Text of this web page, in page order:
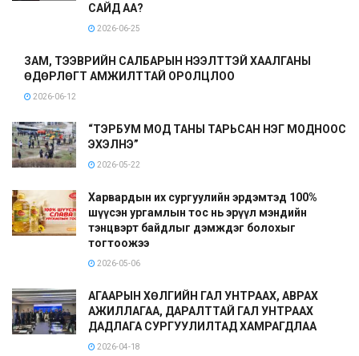
САЙД АА?
2026-06-25
ЗАМ, ТЭЭВРИЙН САЛБАРЫН НЭЭЛТТЭЙ ХААЛГАНЫ
ӨДӨРЛӨГТ АМЖИЛТТАЙ ОРОЛЦЛОО
2026-06-12
“ТЭРБУМ МОД ТАНЫ ТАРЬСАН НЭГ МОДНООС
ЭХЭЛНЭ”
2026-05-22
Харвардын их сургуулийн эрдэмтэд 100%
шүүсэн ургамлын тос нь эрүүл мэндийн
тэнцвэрт байдлыг дэмждэг болохыг
тогтоожээ
2026-05-06
АГААРЫН ХӨЛГИЙН ГАЛ УНТРААХ, АВРАХ
АЖИЛЛАГАА, ДАРАЛТТАЙ ГАЛ УНТРААХ
ДАДЛАГА СУРГУУЛИЛТАД ХАМРАГДЛАА
2026-04-18